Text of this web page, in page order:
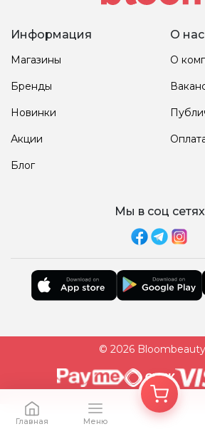
Информация
Магазины
Бренды
Новинки
Акции
Блог
О нас
О
Мы в соц сетях
© 2026
Главная Меню